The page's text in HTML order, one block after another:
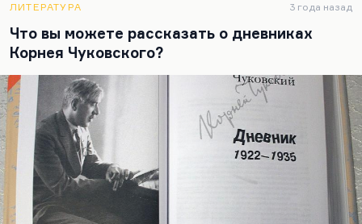
сознательно позирует, но лишний раз
подчеркивает необозримость запаса словарного,
огромность английских лексических пластов, –
тоже ведь он сознательно позирует с таким
озадаченным видом. Нельзя не прибегать к
словарю, когда ты работаешь с чужим языком. И
ничего унизительного для себя…
ЛИТЕРАТУРА 3 года назад
Что вы можете рассказать о дневниках
Корнея Чуковского?